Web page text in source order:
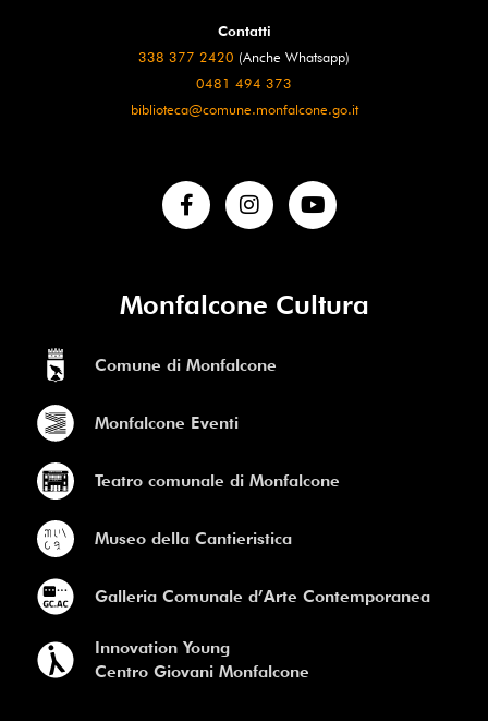
Contatti
338 377 2420 (Anche Whatsapp)
0481 494 373
biblioteca@comune.monfalcone.go.it
Monfalcone Cultura
Comune di Monfalcone
Monfalcone Eventi
Teatro comunale di Monfalcone
Museo della Cantieristica
Galleria Comunale d’Arte Contemporanea
Innovation Young
Centro Giovani Monfalcone